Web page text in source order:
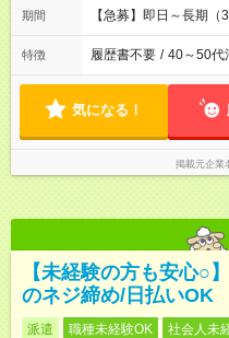
期間 【急募】即日～長期（
特徴 履歴書不要 / 40～50代
気になる！
掲載元企業
【未経験の方も安心○
のネジ締め/日払いOK
派遣 職種未経験OK 社会人未